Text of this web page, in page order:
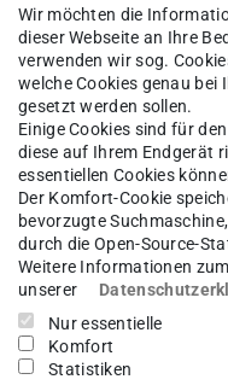
Michael
an Ionenleitern
...
Wir möchten die
dieser Webseite an Ihre
verwenden wir sog.
welche Cookies genau bei
gesetzt werden sollen.
Einige Cookies sind für
diese auf Ihrem Endgerät
essentiellen Cookies
Der Komfort-Cookie
bevorzugte
durch die Open-Source-
Weitere Informationen
unserer
Nur essentielle
Komfort
Statistiken